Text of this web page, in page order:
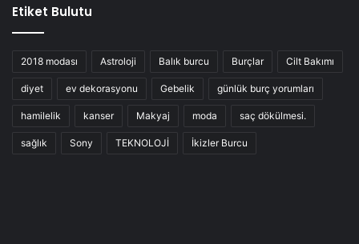
Etiket Bulutu
2018 modası Astroloji Balık burcu Burçlar Cilt Bakımı
diyet ev dekorasyonu Gebelik günlük burç yorumları
hamilelik kanser Makyaj moda saç dökülmesi.
sağlık Sony TEKNOLOJİ İkizler Burcu